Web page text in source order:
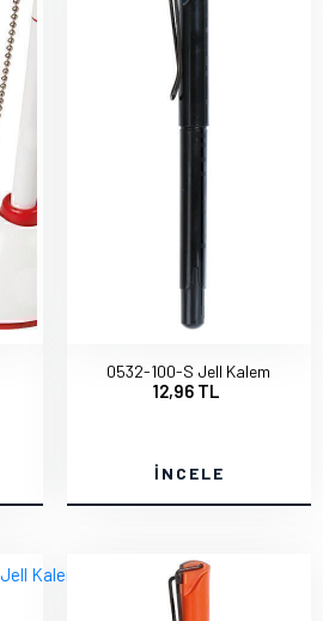
0532-100-S Jell Kalem
12,96 TL
İNCELE